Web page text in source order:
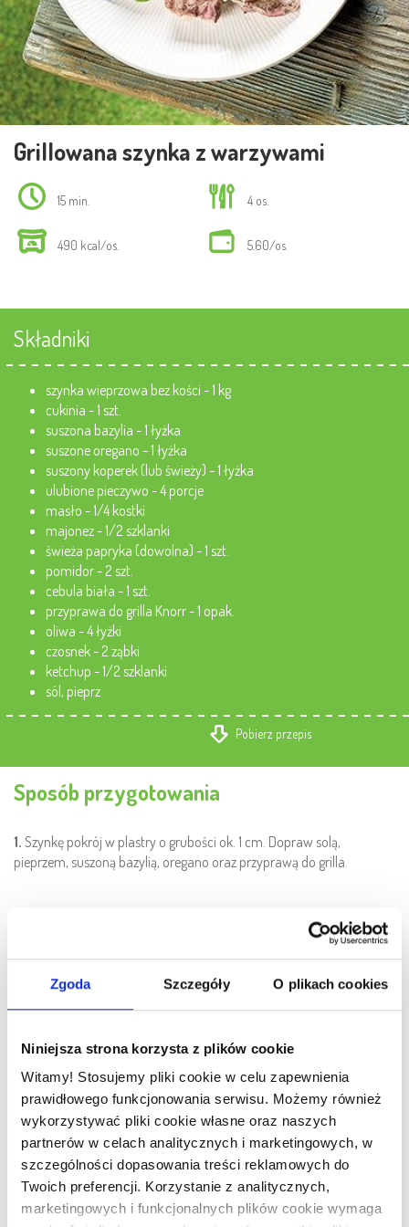
Zgoda Szczegóły O plikach cookies
Niniejsza strona korzysta z plików cookie
Witamy! Stosujemy pliki cookie w celu zapewnienia
prawidłowego funkcjonowania serwisu. Możemy również
wykorzystywać pliki cookie własne oraz naszych
partnerów w celach analitycznych i marketingowych, w
szczególności dopasowania treści reklamowych do
Twoich preferencji. Korzystanie z analitycznych,
marketingowych i funkcjonalnych plików cookie wymaga
Grillowana szynka z warzywami
15 min. 4 os.
490 kcal/os. 5.60/os.
Składniki
szynka wieprzowa bez kości - 1 kg
cukinia - 1 szt.
suszona bazylia - 1 łyżka
suszone oregano - 1 łyżka
suszony koperek (lub świeży) - 1 łyżka
ulubione pieczywo - 4 porcje
masło - 1/4 kostki
majonez - 1/2 szklanki
świeża papryka (dowolna) - 1 szt.
pomidor - 2 szt.
cebula biała - 1 szt.
przyprawa do grilla Knorr - 1 opak.
oliwa - 4 łyżki
czosnek - 2 ząbki
ketchup - 1/2 szklanki
sól, pieprz
Pobierz przepis
Sposób przygotowania
1. Szynkę pokrój w plastry o grubości ok. 1 cm. Dopraw solą,
pieprzem, suszoną bazylią, oregano oraz przyprawą do grilla.
Pomidora, paprykę i cebulę pokrój w średniej wielkości cząstki, a
Warzywa i mięso ułóż na ruszcie. Następnie przeciśnij czosnek
przez praskę i wymieszaj z posiekanym koperkiem i masłem.
czosnkowym. Ułóż na ruszcie. Grilluj na średnim ogniu.
4.
Przygotuj dip tysiąca wysp, mieszając ketchup i majonez. Do
smaku dopraw go solą i pieprzem. Gdy będziesz grillować na średnim
ogniu mięso, warzywa i pieczywo, odstaw dip, aby jego smak się
przegryzł. Na talerzu ułóż kawałek szynki, obok połóż zgrillowane
warzywa i pieczywo z masłem czosnkowym. Smacznego!